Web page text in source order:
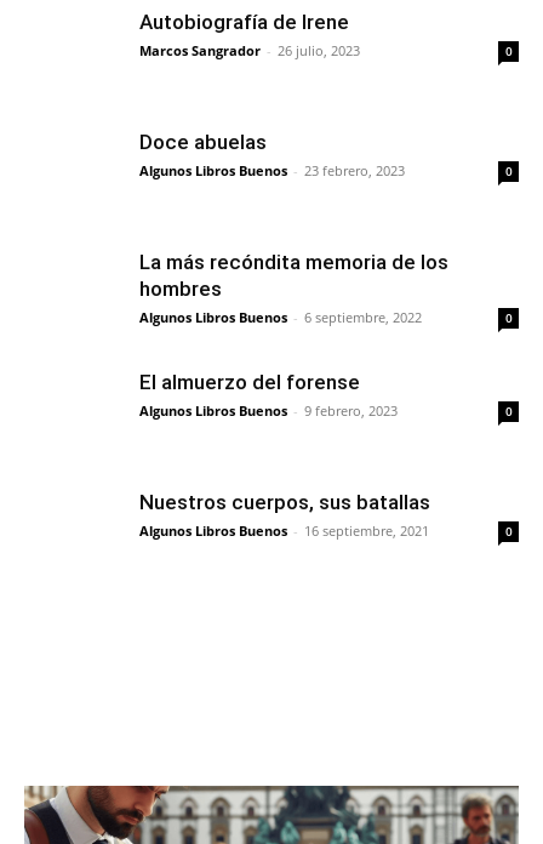
Autobiografía de Irene
Marcos Sangrador - 26 julio, 2023 0
Doce abuelas
Algunos Libros Buenos - 23 febrero, 2023 0
La más recóndita memoria de los
hombres
Algunos Libros Buenos - 6 septiembre, 2022 0
El almuerzo del forense
Algunos Libros Buenos - 9 febrero, 2023 0
Nuestros cuerpos, sus batallas
Algunos Libros Buenos - 16 septiembre, 2021 0